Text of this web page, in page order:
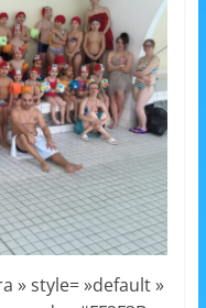
» style= »default »